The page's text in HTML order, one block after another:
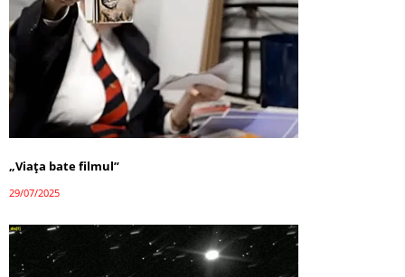
„Viața bate filmul”
29/07/2025